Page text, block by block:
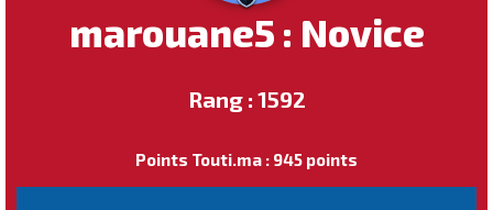
marouane5 : Novice
Rang : 1592
Points Touti.ma : 945 points